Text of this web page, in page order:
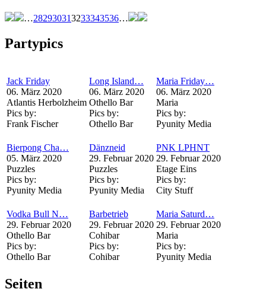
…282930313233343536…
Partypics
Jack Friday
06. März 2020
Atlantis Herbolzheim
Pics by:
Frank Fischer
Long Island…
06. März 2020
Othello Bar
Pics by:
Othello Bar
Maria Friday…
06. März 2020
Maria
Pics by:
Pyunity Media
Bierpong Cha…
05. März 2020
Puzzles
Pics by:
Pyunity Media
Dänzneid
29. Februar 2020
Puzzles
Pics by:
Pyunity Media
PNK LPHNT
29. Februar 2020
Etage Eins
Pics by:
City Stuff
Vodka Bull N…
29. Februar 2020
Othello Bar
Pics by:
Othello Bar
Barbetrieb
29. Februar 2020
Cohibar
Pics by:
Cohibar
Maria Saturd…
29. Februar 2020
Maria
Pics by:
Pyunity Media
Seiten